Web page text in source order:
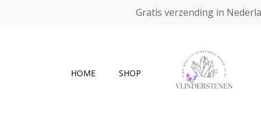
Gratis verzending in
HOME SHOP